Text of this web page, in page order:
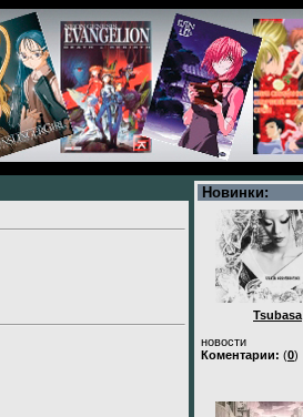
Новинки:
Tsubasa
новости
Коментарии: (0)